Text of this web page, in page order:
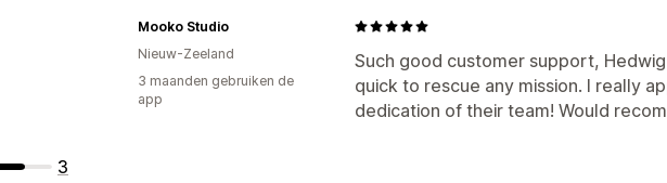
3
Such good customer support,
quick to rescue any mission. I really
dedication of their team! Would
Mooko Studio
Nieuw-Zeeland
3 maanden gebruiken de
app